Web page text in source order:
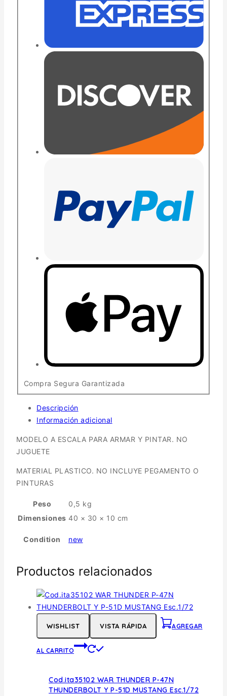
Compra Segura Garantizada
Descripción
Información adicional
MODELO A ESCALA PARA ARMAR Y PINTAR. NO
JUGUETE
MATERIAL PLASTICO. NO INCLUYE PEGAMENTO O
PINTURAS
Peso
0,5 kg
Dimensiones 40 × 30 × 10 cm
Condition new
Productos relacionados
WISHLIST VISTA RÁPIDA AGREGAR
AL CARRITO
Cod.ita35102 WAR THUNDER P-47N
THUNDERBOLT Y P-51D MUSTANG Esc.1/72